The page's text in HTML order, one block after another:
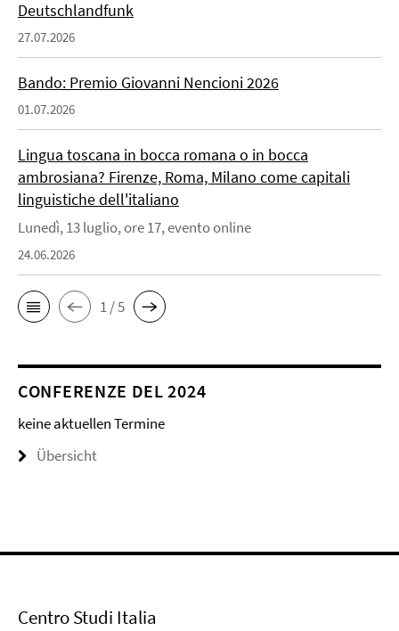
Deutschlandfunk
27.07.2026
Bando: Premio Giovanni Nencioni 2026
01.07.2026
Lingua toscana in bocca romana o in bocca
ambrosiana? Firenze, Roma, Milano come capitali
linguistiche dell'italiano
Lunedì, 13 luglio, ore 17, evento online
24.06.2026
1 / 5
CONFERENZE DEL 2024
keine aktuellen Termine
Übersicht
Centro Studi Italia